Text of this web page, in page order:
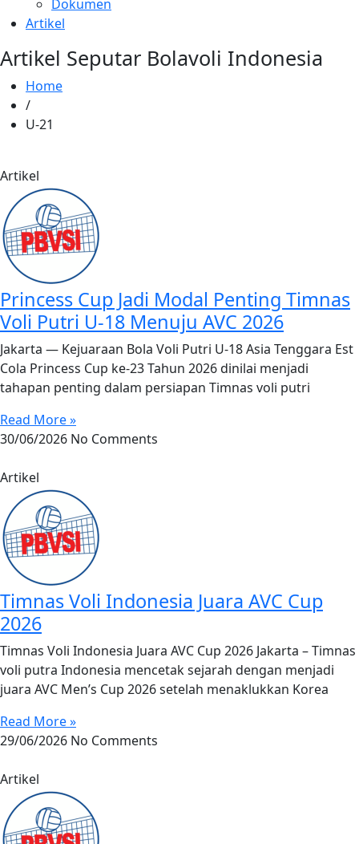
Dokumen
Artikel
Artikel Seputar Bolavoli Indonesia
Home
/
U-21
Artikel
Princess Cup Jadi Modal Penting Timnas
Voli Putri U-18 Menuju AVC 2026
Jakarta — Kejuaraan Bola Voli Putri U-18 Asia Tenggara Est
Cola Princess Cup ke-23 Tahun 2026 dinilai menjadi
tahapan penting dalam persiapan Timnas voli putri
Read More »
30/06/2026 No Comments
Artikel
Timnas Voli Indonesia Juara AVC Cup
2026
Timnas Voli Indonesia Juara AVC Cup 2026 Jakarta – Timnas
voli putra Indonesia mencetak sejarah dengan menjadi
juara AVC Men’s Cup 2026 setelah menaklukkan Korea
Read More »
29/06/2026 No Comments
Artikel